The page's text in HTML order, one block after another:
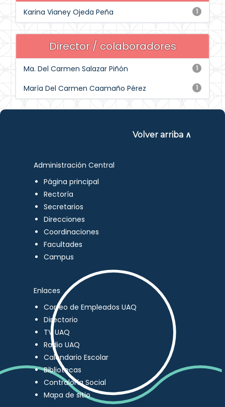
1
Karina Vianey Ojeda Peña
Director / colaboradores
1
Ma. Del Carmen Salazar Piñón
1
María Del Carmen Caamaño Pérez
Volver arriba ∧
Administración Central
Página principal
Rectoría
Secretarios
Direcciones
Coordinaciones
Facultades
Campus
Enlaces
Correo de Empleados UAQ
Directorio
TV UAQ
Radio UAQ
Calendario Escolar
Bibliotecas
Contraloría Social
Mapa de sitio